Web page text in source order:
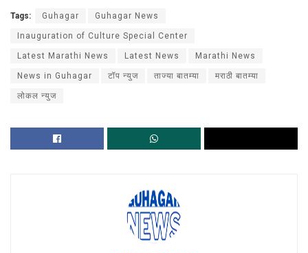
Tags: Guhagar Guhagar News
Inauguration of Culture Special Center
Latest Marathi News Latest News Marathi News
News in Guhagar टॉप न्युज ताज्या बातम्या मराठी बातम्या
लोकल न्युज